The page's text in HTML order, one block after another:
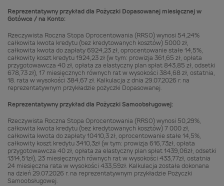
Reprezentatywny przykład dla Pożyczki Dopasowanej miesięcznej w
Gotówce / na Konto:
Rzeczywista Roczna Stopa Oprocentowania (RRSO) wynosi 54,24%
całkowita kwota kredytu (bez kredytowanych kosztów) 5000 zł,
całkowita kwota do zapłaty 6924,23 zł, oprocentowanie stałe 14,5%,
całkowity koszt kredytu 1924,23 zł (w tym: prowizja 361,65 zł, opłata
przygotowawcza 40 zł, opłata za elastyczny plan spłat 843,85 zł, odsetki
678,73 zł), 17 miesięcznych równych rat w wysokości 384,68 zł, ostatnia,
18. rata w wysokości 384,67 zł. Kalkulacja z dnia 29.07.2026 r. na
reprezentatywnym przykładzie pożyczki Dopasowanej.
Reprezentatywny przykład dla Pożyczki Samoobsługowej:
Rzeczywista Roczna Stopa Oprocentowania (RRSO) wynosi 50,29%,
całkowita kwota kredytu (bez kredytowanych kosztów) 7 000 zł,
całkowita kwota do zapłaty 10410,3 zł, oprocentowanie stałe 14,5%,
całkowity koszt kredytu 3410,3zł (w tym: prowizja 616,73zł, opłata
przygotowawcza 40 zł, opłata za elastyczny plan spłat 1439,06zł, odsetki
1314,51zł), 23 miesięcznych równych rat w wysokości 433,77zł, ostatnia
24 miesięczna rata w wysokości 433,59zł. Kalkulacja została dokonana
na dzień 29.07.2026 r. na reprezentatywnym przykładzie Pożyczki
Samoobsługowej.